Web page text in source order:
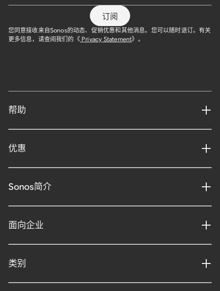
订阅
您同意接收来自Sonos的动态、促销优惠和其他消息。您可以随时退订。有关
更多信息，请查阅我们的《 Privacy Statement》。
帮助
优惠
Sonos简介
面向企业
类别